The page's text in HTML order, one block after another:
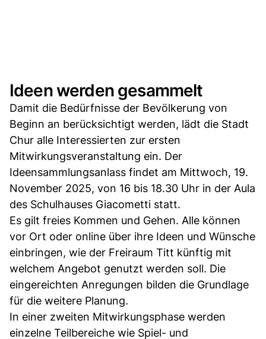
Ideen werden gesammelt
Damit die Bedürfnisse der Bevölkerung von
Beginn an berücksichtigt werden, lädt die Stadt
Chur alle Interessierten zur ersten
Mitwirkungsveranstaltung ein. Der
Ideensammlungsanlass findet am Mittwoch, 19.
November 2025, von 16 bis 18.30 Uhr in der Aula
des Schulhauses Giacometti statt.
Es gilt freies Kommen und Gehen. Alle können
vor Ort oder online über ihre Ideen und Wünsche
einbringen, wie der Freiraum Titt künftig mit
welchem Angebot genutzt werden soll. Die
eingereichten Anregungen bilden die Grundlage
für die weitere Planung.
In einer zweiten Mitwirkungsphase werden
einzelne Teilbereiche wie Spiel- und